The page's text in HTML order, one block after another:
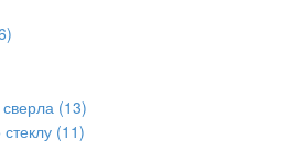
(13)
(11)